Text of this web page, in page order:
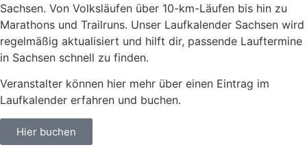
Sachsen. Von Volksläufen über 10-km-Läufen bis hin zu
Marathons und Trailruns. Unser Laufkalender Sachsen wird
regelmäßig aktualisiert und hilft dir, passende Lauftermine
in Sachsen schnell zu finden.
Veranstalter können hier mehr über einen Eintrag im
Laufkalender erfahren und buchen.
Hier buchen